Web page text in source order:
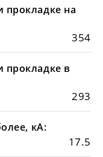
прокладке на
354
прокладке в
293
кА:
17.5